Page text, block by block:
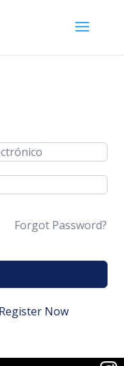
Forgot Password?
Register Now